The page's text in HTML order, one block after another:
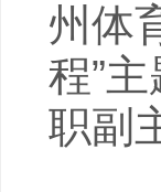
州体
程”
职副